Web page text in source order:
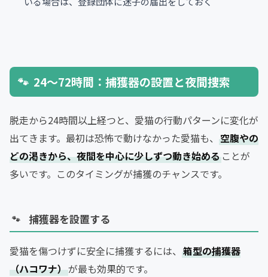
24〜72時間：捕獲器の設置と夜間捜索
脱走から24時間以上経つと、愛猫の行動パターンに変化が
出てきます。最初は恐怖で動けなかった愛猫も、 空腹やの
どの渇きから、夜間を中心に少しずつ動き始める ことが
多いです。このタイミングが捕獲のチャンスです。
捕獲器を設置する
愛猫を傷つけずに安全に捕獲するには、 箱型の捕獲器
（ハコワナ）が最も効果的です。